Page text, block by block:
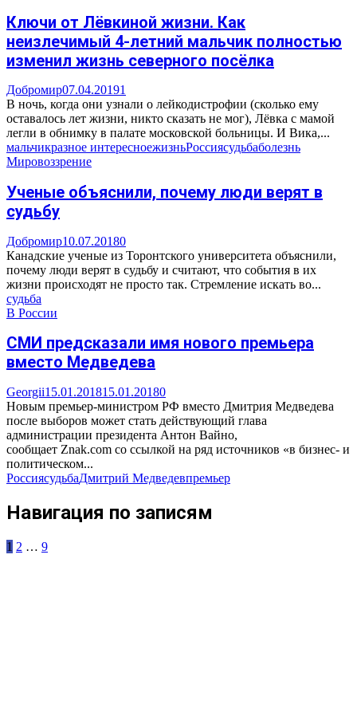
Ключи от Лёвкиной жизни. Как
неизлечимый 4-летний мальчик полностью
изменил жизнь северного посёлка
Добромир07.04.20191
В ночь, когда они узнали о лейкодистрофии (сколько ему
оставалось лет жизни, никто сказать не мог), Лёвка с мамой
легли в обнимку в палате московской больницы. И Вика,...
мальчикразное интересноежизньРоссиясудьбаболезнь
Мировоззрение
Ученые объяснили, почему люди верят в
судьбу
Добромир10.07.20180
Канадские ученые из Торонтского университета объяснили,
почему люди верят в судьбу и считают, что события в их
жизни происходят не просто так. Стремление искать во...
судьба
В России
СМИ предсказали имя нового премьера
вместо Медведева
Georgii15.01.201815.01.20180
Новым премьер-министром РФ вместо Дмитрия Медведева
после выборов может стать действующий глава
администрации президента Антон Вайно,
сообщает Znak.com со ссылкой на ряд источников «в бизнес- и
политическом...
РоссиясудьбаДмитрий Медведевпремьер
Навигация по записям
1 2 … 9